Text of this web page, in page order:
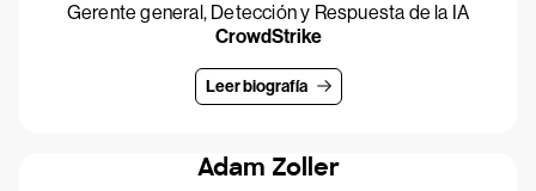
Gerente general, Detección y Respuesta de la IA
CrowdStrike
Leer biografía
Adam Zoller